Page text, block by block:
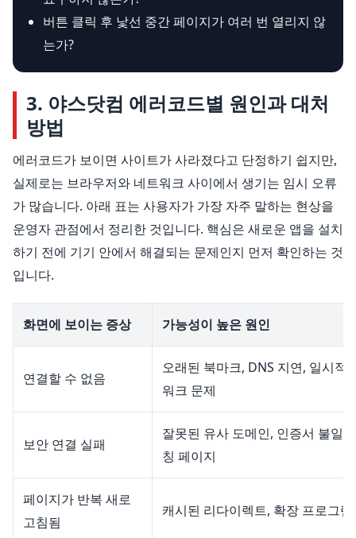
버튼 클릭 후 낯선 중간 페이지가 여러 번 열리지 않
는가?
3. 야스닷컴 에러코드별 원인과 대처
방법
에러코드가 보이면 사이트가 사라졌다고 단정하기 쉽지만,
실제로는 브라우저와 네트워크 사이에서 생기는 임시 오류
가 많습니다. 아래 표는 사용자가 가장 자주 말하는 현상을
운영자 관점에서 정리한 것입니다. 핵심은 새로운 앱을 설치
하기 전에 기기 안에서 해결되는 문제인지 먼저 확인하는 것
입니다.
화면에 보이는 증상 가능성이 높은 원인
연결할 수 없음
오래된 북마크, DNS 지연, 일시적
워크 문제
보안 연결 실패
잘못된 유사 도메인, 인증서 불일
칭 페이지
페이지가 반복 새로
고침됨
캐시된 리다이렉트, 확장 프로그